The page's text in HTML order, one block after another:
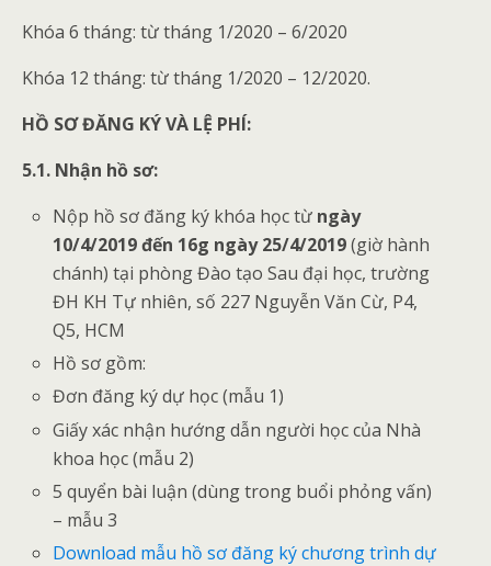
Khóa 6 tháng: từ tháng 1/2020 – 6/2020
Khóa 12 tháng: từ tháng 1/2020 – 12/2020.
HỒ SƠ ĐĂNG KÝ VÀ LỆ PHÍ:
5.1. Nhận hồ sơ:
Nộp hồ sơ đăng ký khóa học từ ngày
10/4/2019 đến 16g ngày 25/4/2019(giờ hành
chánh) tại phòng Đào tạo Sau đại học, trường
ĐH KH Tự nhiên, số 227 Nguyễn Văn Cừ, P4,
Q5, HCM
Hồ sơ gồm:
Đơn đăng ký dự học (mẫu 1)
Giấy xác nhận hướng dẫn người học của Nhà
khoa học (mẫu 2)
5 quyển bài luận (dùng trong buổi phỏng vấn)
– mẫu 3
Download mẫu hồ sơ đăng ký chương trình dự